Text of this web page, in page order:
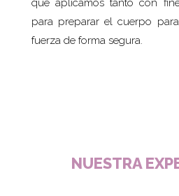
que aplicamos tanto con
para preparar el cuerpo
fuerza de forma segura.
NUESTRA